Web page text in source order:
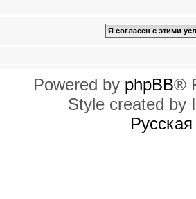
Powered by phpBB®
Style created by